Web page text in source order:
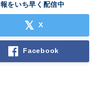
報をいち早く配信中
X
Facebook